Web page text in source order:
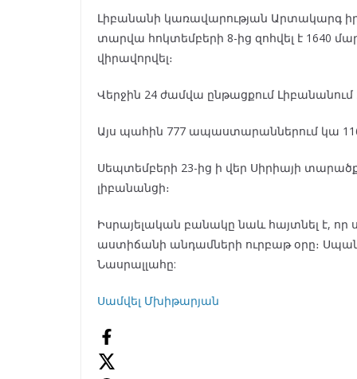
Լիբանանի կառավարության Արտակարգ
տարվա հոկտեմբերի 8-ից զոհվել է 1640
վիրավորվել։
Վերջին 24 ժամվա ընթացքում Լիբանանում
Այս պահին 777 ապաստարաններում կա
Սեպտեմբերի 23-ից ի վեր Սիրիայի տարածք
լիբանանցի։
Իսրայելական բանակը նաև հայտնել է, որ
աստիճանի անդամների ուրբաթ օրը։
Նասրալլահը:
Սամվել Մխիթարյան